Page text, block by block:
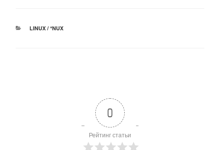
РУБРИКИ
LINUX / *NUX
0
Рейтинг статьи